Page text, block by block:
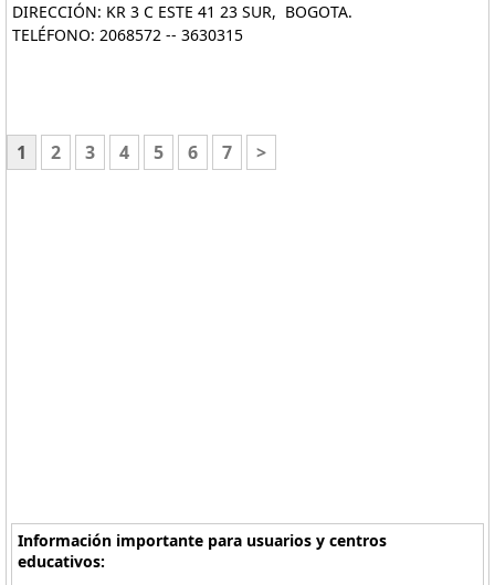
DIRECCIÓN: KR 3 C ESTE 41 23 SUR, BOGOTA.
TELÉFONO: 2068572 -- 3630315
1 2 3 4 5 6 7 >
Información importante para usuarios y centros
educativos: